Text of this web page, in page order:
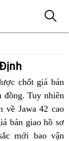
chốt giá bán
đồng. nước
ngoài
Tuy nhiên
về Jawa 42 cao
bán giao hồ sơ
mới bao vận